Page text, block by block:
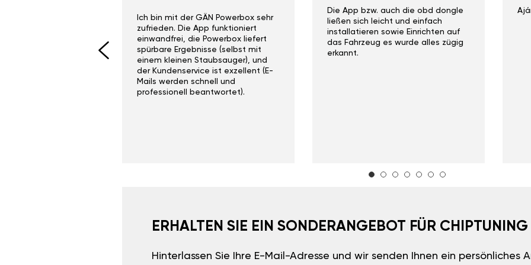
Ich bin mit der GÄN Powerbox sehr
zufrieden. Die App funktioniert
einwandfrei, die Powerbox liefert
spürbare Ergebnisse (selbst mit
einem kleinen Staubsauger), und
der Kundenservice ist exzellent (E-
Mails werden schnell und
professionell beantwortet).
Die App bzw. auch die obd dongle
ließen sich leicht und einfach
installatieren sowie Einrichten auf
das Fahrzeug es wurde alles zügig
erkannt.
ERHALTEN SIE EIN SONDERANGEBOT FÜR CHIPTUNING
Hinterlassen Sie Ihre E-Mail-Adresse und wir senden Ihnen ein persönliches